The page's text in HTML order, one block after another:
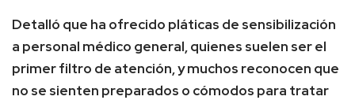
Detalló que ha ofrecido pláticas de sensibilización
a personal médico general, quienes suelen ser el
primer filtro de atención, y muchos reconocen que
no se sienten preparados o cómodos para tratar